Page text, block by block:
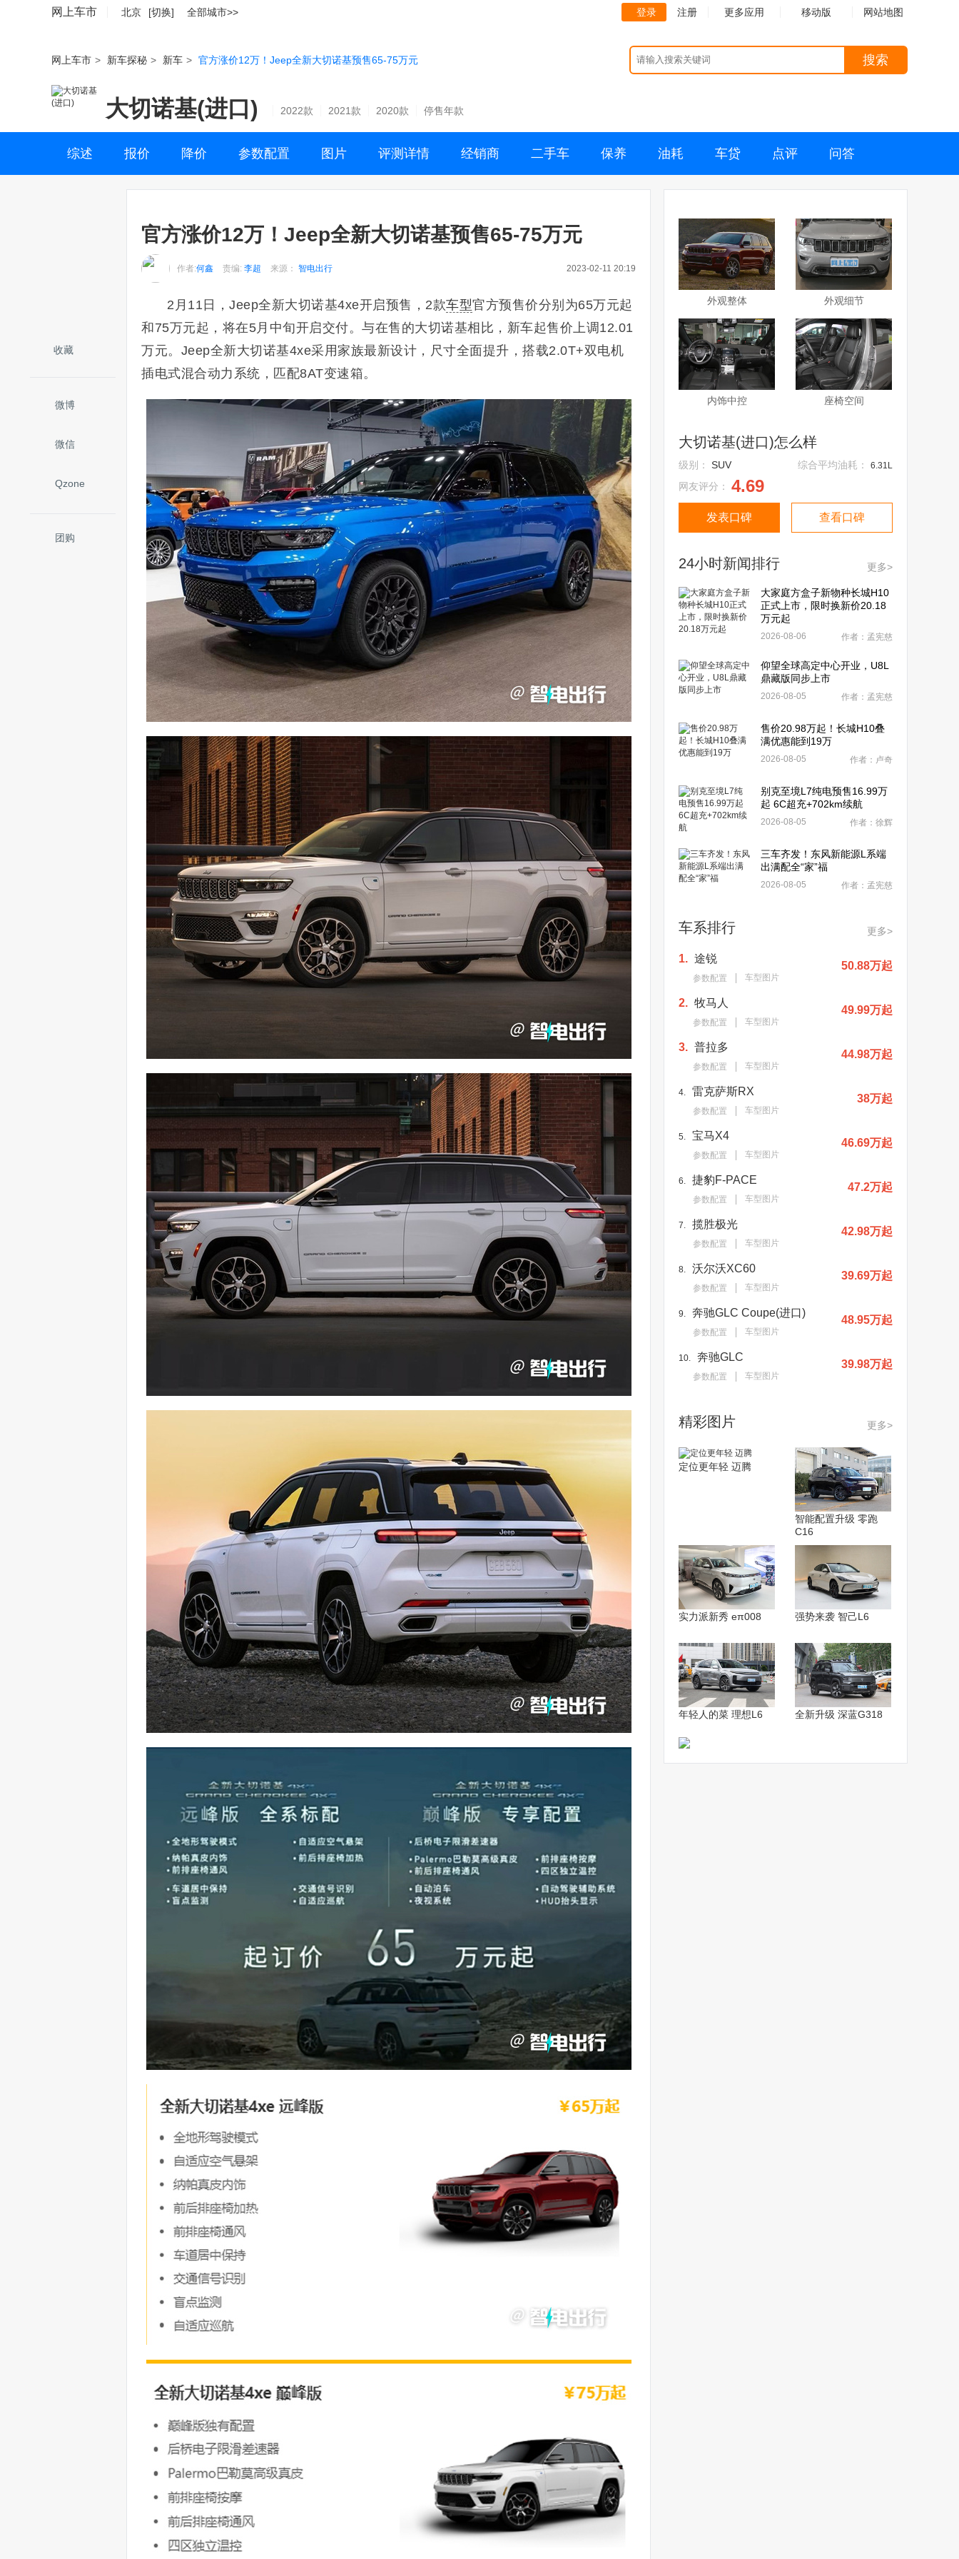
网上车市 北京 [切换] 全部城市>> 登录 注册 更多应用 移动版 网站地图
网上车市 > 新车探秘 > 新车 > 官方涨价12万！Jeep全新大切诺基预售65-75万元 搜索
大切诺基(进口) 2022款 2021款 2020款 停售年款
综述 报价 降价 参数配置 图片 评测详情 经销商 二手车 保养 油耗 车贷 点评 问答
收藏
微博
微信
Qzone
团购
官方涨价12万！Jeep全新大切诺基预售65-75万元
作者:何鑫 责编: 李超 来源： 智电出行 2023-02-11 20:19
2月11日，Jeep全新大切诺基4xe开启预售，2款车型官方预售价分别为65万元起
和75万元起，将在5月中旬开启交付。与在售的大切诺基相比，新车起售价上调12.01
万元。Jeep全新大切诺基4xe采用家族最新设计，尺寸全面提升，搭载2.0T+双电机
插电式混合动力系统，匹配8AT变速箱。
外观整体 外观细节
内饰中控 座椅空间
大切诺基(进口)怎么样
级别： SUV 综合平均油耗： 6.31L
网友评分： 4.69
发表口碑 查看口碑
24小时新闻排行 更多>
大家庭方盒子新物种长城H10
正式上市，限时换新价20.18
万元起
2026-08-06 作者：孟宪慈
仰望全球高定中心开业，U8L
鼎藏版同步上市
2026-08-05 作者：孟宪慈
售价20.98万起！长城H10叠
满优惠能到19万
2026-08-05 作者：卢奇
别克至境L7纯电预售16.99万
起 6C超充+702km续航
2026-08-05 作者：徐辉
三车齐发！东风新能源L系端
出满配全“家”福
2026-08-05 作者：孟宪慈
车系排行 更多>
1. 途锐
参数配置 车型图片
50.88万起
2. 牧马人
参数配置 车型图片
49.99万起
3. 普拉多
参数配置 车型图片
44.98万起
4. 雷克萨斯RX
参数配置 车型图片
38万起
5. 宝马X4
参数配置 车型图片
46.69万起
6. 捷豹F-PACE
参数配置 车型图片
47.2万起
7. 揽胜极光
参数配置 车型图片
42.98万起
8. 沃尔沃XC60
参数配置 车型图片
39.69万起
9. 奔驰GLC Coupe(进口)
参数配置 车型图片
48.95万起
10. 奔驰GLC
参数配置 车型图片
39.98万起
精彩图片 更多>
定位更年轻 迈腾
智能配置升级 零跑
C16
实力派新秀 eπ008 强势来袭 智己L6
年轻人的菜 理想L6 全新升级 深蓝G318